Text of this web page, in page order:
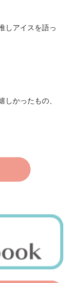
しアイスを語っ
しかったもの、